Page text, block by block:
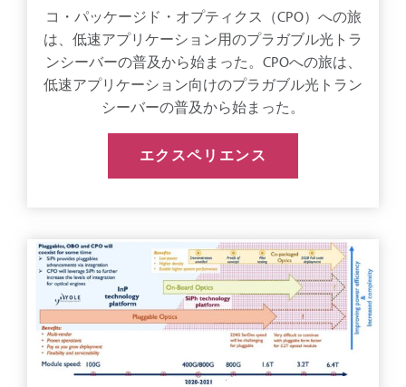
コ・パッケージド・オプティクス（CPO）への旅
は、低速アプリケーション用のプラガブル光トラ
ンシーバーの普及から始まった。CPOへの旅は、
低速アプリケーション向けのプラガブル光トラン
シーバーの普及から始まった。
エクスペリエンス